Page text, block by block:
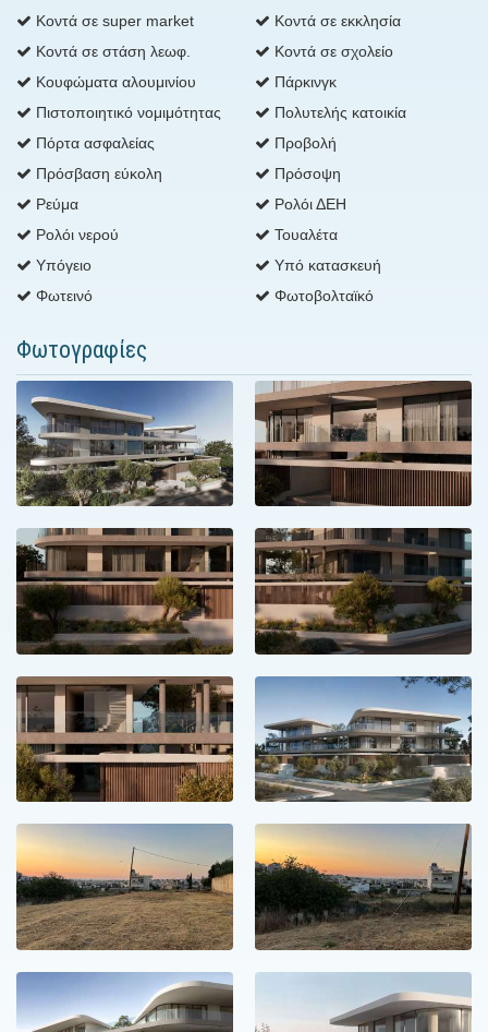
Κοντά σε super market
Κοντά σε εκκλησία
Κοντά σε στάση λεωφ.
Κοντά σε σχολείο
Κουφώματα αλουμινίου
Πάρκινγκ
Πιστοποιητικό νομιμότητας
Πολυτελής κατοικία
Πόρτα ασφαλείας
Προβολή
Πρόσβαση εύκολη
Πρόσοψη
Ρεύμα
Ρολόι ΔΕΗ
Ρολόι νερού
Τουαλέτα
Υπόγειο
Υπό κατασκευή
Φωτεινό
Φωτοβολταϊκό
Φωτογραφίες